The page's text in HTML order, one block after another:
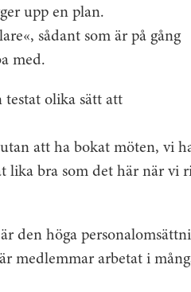
upp en plan.
sådant som är på gång
med.
testat olika sätt att
att ha bokat möten, vi
lika bra som det här när vi
den höga
medlemmar arbetat i